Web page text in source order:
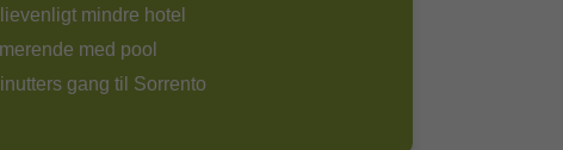
mindre hotel
med pool
gang til Sorrento